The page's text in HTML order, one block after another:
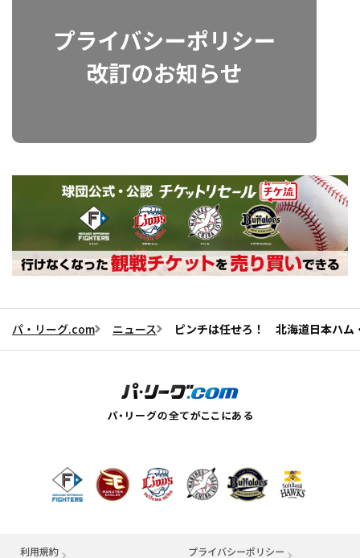
パ・リーグ.com ニュース ピンチは任せろ！ 北海道日本ハム
利用規約 プライバシーポリシー